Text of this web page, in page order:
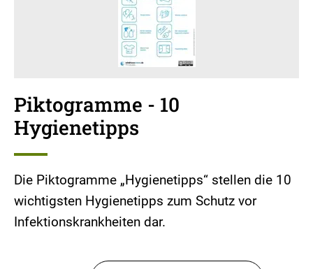
Piktogramme - 10
Hygienetipps
Die Piktogramme „Hygienetipps“ stellen die 10
wichtigsten Hygienetipps zum Schutz vor
Infektionskrankheiten dar.